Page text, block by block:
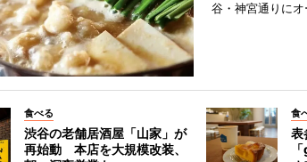
谷・神宮通りにオ
食べる
渋谷の老舗居酒屋「山家」が
再始動 本店を大規模改装、
食
表